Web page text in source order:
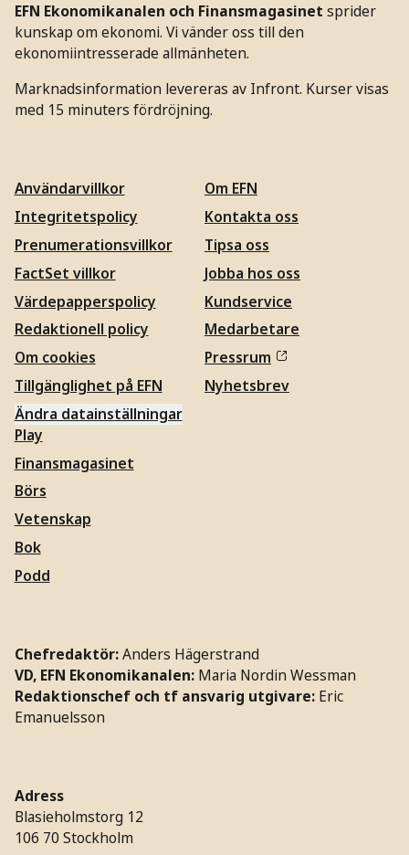
EFN Ekonomikanalen och Finansmagasinet sprider
kunskap om ekonomi. Vi vänder oss till den
ekonomiintresserade allmänheten.
Marknadsinformation levereras av Infront. Kurser visas
med 15 minuters fördröjning.
Användarvillkor
Integritetspolicy
Prenumerationsvillkor
FactSet villkor
Värdepapperspolicy
Redaktionell policy
Om cookies
Tillgänglighet på EFN
Ändra datainställningar
Om EFN
Kontakta oss
Tipsa oss
Jobba hos oss
Kundservice
Medarbetare
Pressrum
Nyhetsbrev
Play
Finansmagasinet
Börs
Vetenskap
Bok
Podd
Chefredaktör:Anders Hägerstrand
VD, EFN Ekonomikanalen: Maria Nordin Wessman
Redaktionschef och tf ansvarig utgivare: Eric
Emanuelsson
Adress
Blasieholmstorg 12
106 70 Stockholm